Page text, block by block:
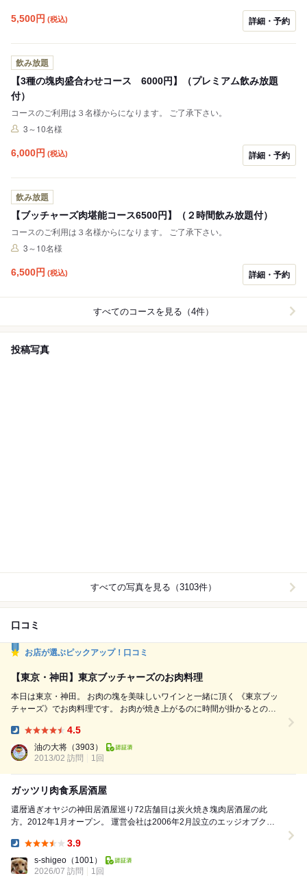
5,500円 (税込) 詳細・予約
飲み放題
【3種の塊肉盛合わせコース 6000円】（プレミアム飲み放題
付）
コースのご利用は３名様からになります。 ご了承下さい。
3～10名様
6,000円 (税込) 詳細・予約
飲み放題
【ブッチャーズ肉堪能コース6500円】（２時間飲み放題付）
コースのご利用は３名様からになります。 ご了承下さい。
3～10名様
6,500円 (税込) 詳細・予約
すべてのコースを見る（4件）
投稿写真
すべての写真を見る（3103件）
口コミ
お店が選ぶピックアップ！口コミ
【東京・神田】東京ブッチャーズのお肉料理
本日は東京・神田。 お肉の塊を美味しいワインと一緒に頂く 《東京ブッ
チャーズ》でお肉料理です。 お肉が焼き上がるのに時間が掛かるとの事
固めて作ったお料理。 レバの臭みも無く、旨みがギュっと凝縮していて
美味い！！ お酒のアテとしていい感じ。美味いです！ スタートから良い
感じですね。 次は肉屋のポテトサラダ...
4.5
油の大将 （3903）
2013/02 訪問
1回
ガッツリ肉食系居酒屋
還暦過ぎオヤジの神田居酒屋巡り72店舗目は炭火焼き塊肉居酒屋の此
方。2012年1月オープン。 運営会社は2006年2月設立のエッジオブクリ
3.9
s-shigeo （1001）
2026/07 訪問
1回